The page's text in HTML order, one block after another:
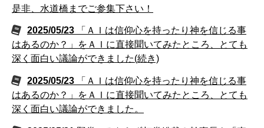
是非、水道橋までご参集下さい！
2025/05/23
「ＡＩは信仰心を持ったり神を信じる事
はあるのか？」をＡＩに直接聞いてみたところ、とても
深く面白い議論ができました(続き)
2025/05/23
「ＡＩは信仰心を持ったり神を信じる事
はあるのか？」をＡＩに直接聞いてみたところ、とても
深く面白い議論ができました。